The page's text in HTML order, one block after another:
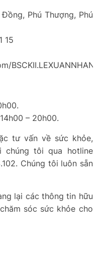
Phú Thượng, Phú
15
BSCKII.LEXUANNHAN
– 20h00.
tư vấn về sức khỏe,
chúng tôi qua hotline
Chúng tôi luôn sẵn
lại các thông tin hữu
sóc sức khỏe cho